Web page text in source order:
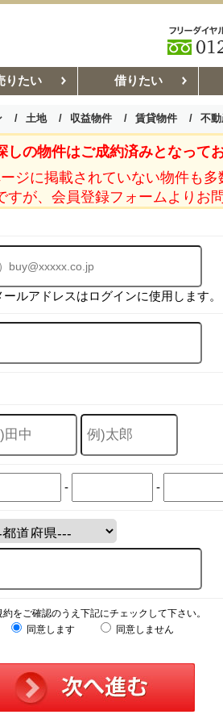
りたい 借りたい
土地 収益物件 賃貸物件 不
お部屋探しコラム 賃貸管理コ
しの物件はご成約済みとなってお
ジに掲載されていない物件も多
すが、会員登録フォームよりお
ルアドレスはログインに使用します。
- -
約をご確認のうえ下記にチェックして下さい。
同意します
同意しません